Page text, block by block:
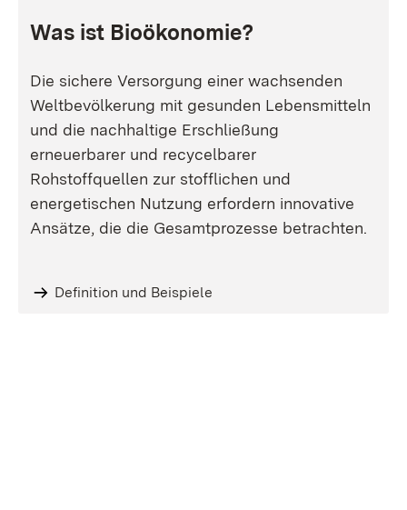
Was ist Bioökonomie?
Die sichere Versorgung einer wachsenden
Weltbevölkerung mit gesunden Lebensmitteln
und die nachhaltige Erschließung
erneuerbarer und recycelbarer
Rohstoffquellen zur stofflichen und
energetischen Nutzung erfordern innovative
Ansätze, die die Gesamtprozesse betrachten.
Definition und Beispiele